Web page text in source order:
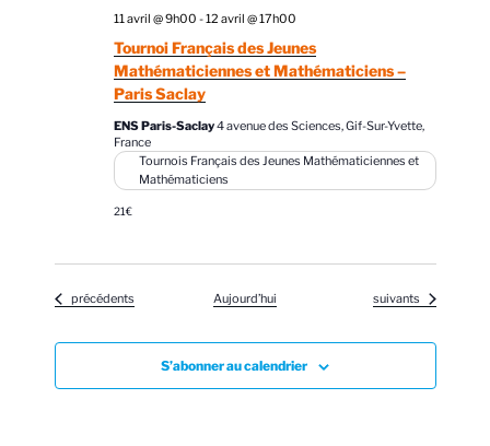
Tournoi Français des Jeunes
Mathématiciennes et Mathématiciens –
Paris Saclay
11 avril @ 9h00 -12 avril @ 17h00
ENS Paris-Saclay4 avenue des Sciences, Gif-Sur-Yvette,
France
Tournois Français des Jeunes Mathématiciennes et
Mathématiciens
21€
Évènements
précédents Aujourd’hui Évènements
suivants
S’abonner au calendrier